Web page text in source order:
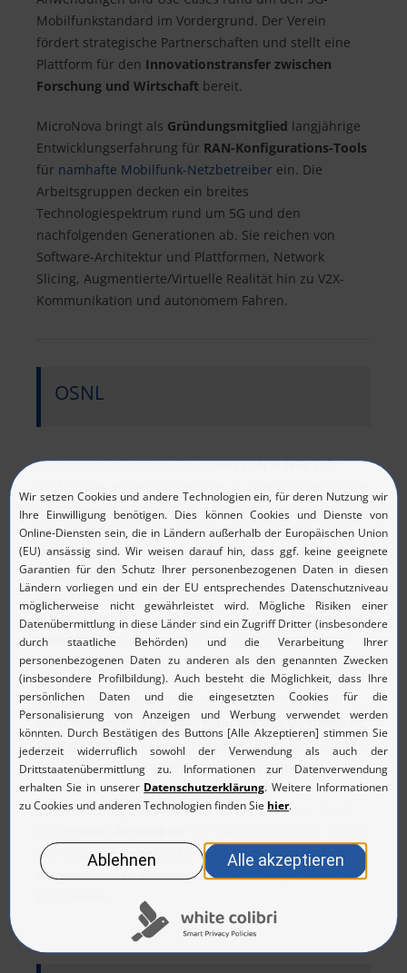
Mobilfunkstandard im Vordergrund. Der Verein
fördert strategische Partnerschaften und stellt eine
Plattform für den Innovationstransfer zwischen
Forschung und Wirtschaft bereit.
MicroNova bringt als Gründungsmitglied langjährige
Entwicklungserfahrung für RAN-Konfigurations-Tools
für namhafte Mobilfunk-Netzbetreiber ein. Die
Arbeitsgruppen decken ein breites
Technologiespektrum rund um 5G und den
nachfolgenden Generationen ab. Sie reichen von
Software-Architektur und Plattformen, Network
Slicing, Augmentierte/Virtuelle Realität hin zu V2X-
Kommunikation und autonomem Fahren.
OSNL
MicroNova ist Partner des „Open SDN & NFV Lab“
hervorragende Infrastruktur und das passgenaue
Ökosystem des Lab bieten ideale Voraussetzungen,
um aufbauend auf Open-Source-Projekten wie
OpenDaylight und ONAP wegweisende SDN/NFV-
Applikationenzu entwickeln, zu integrieren und zu
testen. Auf diese Weise lassen sich
End-to-End-Use-
Cases für 5Gabbilden – von der Entwicklung bis hin
zum Proof-of-Concept.
Projektteams können in diesem Umfeld die
entscheidenden Aufgaben rund um das 5G Network
Slicing
angehen. Zudem ist es einfach möglich, neben
der Telekommunikationsbranche auch relevante
Akteure zum Beispiel aus den Bereichen
Manufacturing oder Automotive einzubinden. Dank
sich zudem perspektivisch auch sogenannteCampus-
Netze anbinden sowie in die SDN/NFV-Architektur